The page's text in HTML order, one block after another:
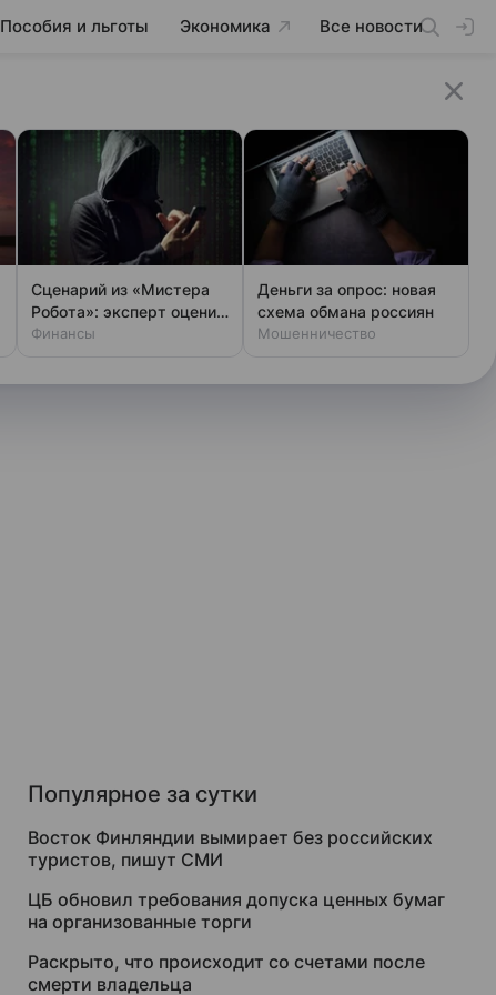
Пособия и льготы Экономика Все новости
Популярное за сутки
Восток Финляндии вымирает без российских
туристов, пишут СМИ
ЦБ обновил требования допуска ценных бумаг
на организованные торги
Раскрыто, что происходит со счетами после
смерти владельца
Сценарий из «Мистера
Робота»: эксперт оценил
шансы хакеров
Финансы
Деньги за опрос: новая
схема обмана россиян
Мошенничество